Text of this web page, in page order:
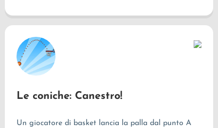
Le coniche: Canestro!
Un giocatore di basket lancia la palla dal punto A